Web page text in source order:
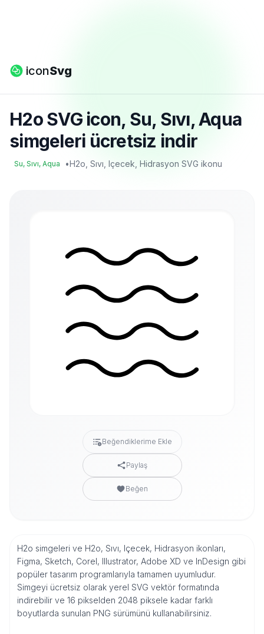
iconSvg
H2o SVG icon, Su, Sıvı, Aqua
simgeleri ücretsiz indir
Su, Sıvı, Aqua •H2o, Sıvı, Içecek, Hidrasyon SVG ikonu
Beğendiklerime Ekle
Paylaş
Beğen
H2o simgeleri ve H2o, Sıvı, Içecek, Hidrasyon ikonları,
Figma, Sketch, Corel, Illustrator, Adobe XD ve InDesign gibi
popüler tasarım programlarıyla tamamen uyumludur.
Simgeyi ücretsiz olarak yerel SVG vektör formatında
indirebilir ve 16 pikselden 2048 piksele kadar farklı
boyutlarda sunulan PNG sürümünü kullanabilirsiniz.